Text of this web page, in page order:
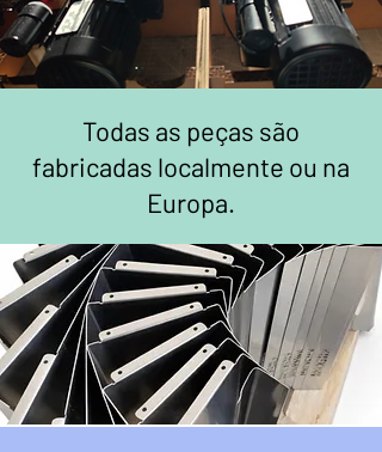
Todas as peças são
fabricadas localmente ou na
Europa.